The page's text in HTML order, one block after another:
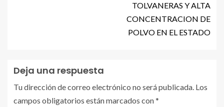
TOLVANERAS Y ALTA
CONCENTRACION DE
POLVO EN EL ESTADO
Deja una respuesta
Tu dirección de correo electrónico no será publicada. Los
campos obligatorios están marcados con*